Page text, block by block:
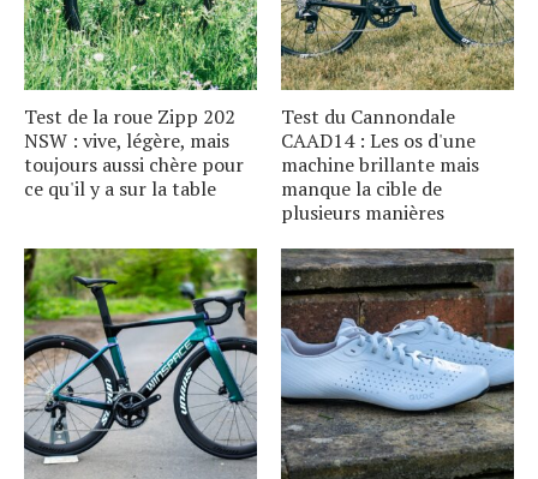
Test de la roue Zipp 202
NSW : vive, légère, mais
toujours aussi chère pour
ce qu'il y a sur la table
Test du Cannondale
CAAD14 : Les os d'une
machine brillante mais
manque la cible de
plusieurs manières